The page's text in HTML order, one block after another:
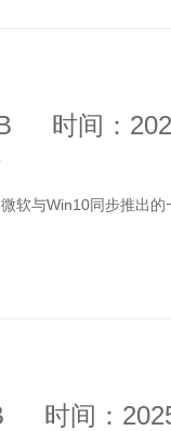
时间：
软与Win10同步推出
时间：